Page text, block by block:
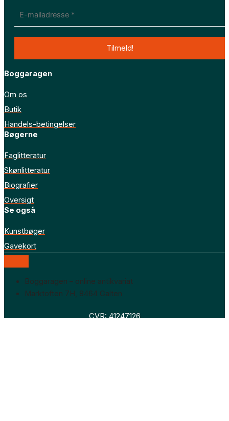
Boggaragen
Om os
Butik
Handels-betingelser
Bøgerne
Faglitteratur
Skønlitteratur
Biografier
Oversigt
Se også
Kunstbøger
Gavekort
Boggaragen – online antikvariat
Marktoften 7H, 8464 Galten
CVR: 41247126